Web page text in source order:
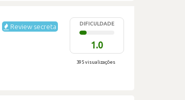
Review secreta DIFICULDADE
1.0
395 visualizações